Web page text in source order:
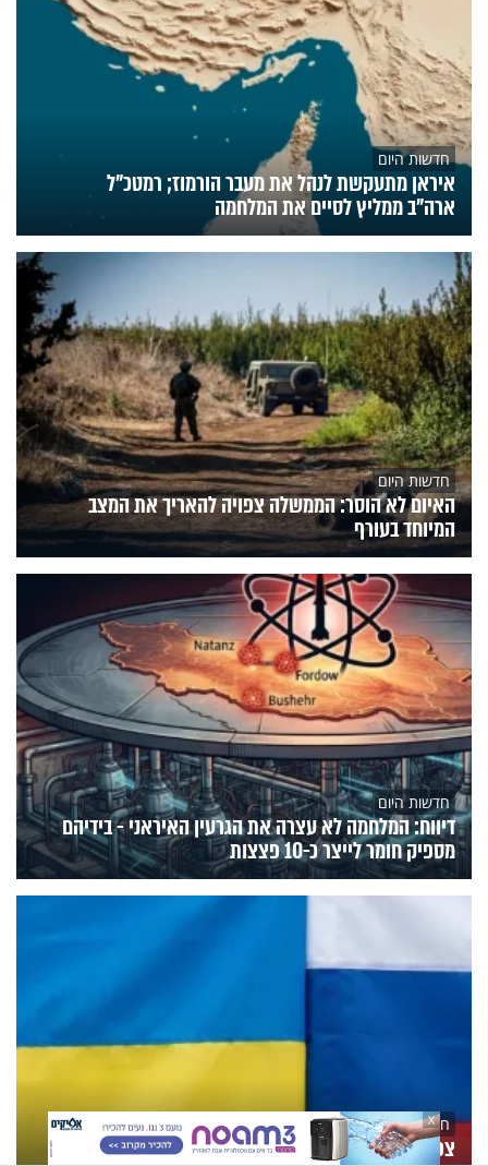
חדשות היום
איראן מתעקשת לנהל את מעבר הורמוז; רמטכ"ל
ארה"ב ממליץ לסיים את המלחמה
חדשות היום
האיום לא הוסר: הממשלה צפויה להאריך את המצב
המיוחד בעורף
חדשות היום
דיווח: המלחמה לא עצרה את הגרעין האיראני - בידיהם
מספיק חומר לייצר כ-10 פצצות
חדשות היום
צפון קוריאה תציב מערכות טילים ברוסיה; הרוגים
X